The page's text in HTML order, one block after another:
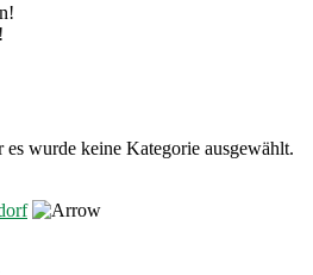
wurde keine Kategorie ausgewählt.